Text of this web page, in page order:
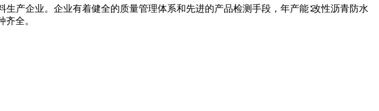
产企业。企业有着健全的质量管理体系和先进的产品检测手段，年产能∶改性沥青防水
全。